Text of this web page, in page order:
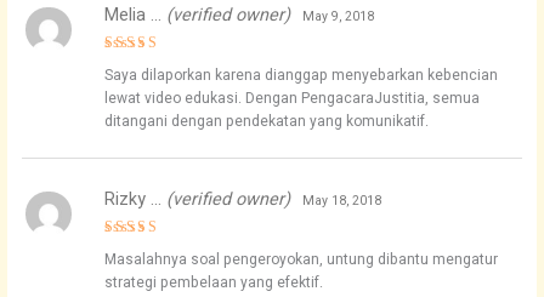
out of 5
Melia … (verified owner) May 9, 2018
Saya dilaporkan karena dianggap menyebarkan kebencian
lewat video edukasi. Dengan PengacaraJustitia, semua
ditangani dengan pendekatan yang komunikatif.
Rated4
out of 5
Rizky … (verified owner) May 18, 2018
Masalahnya soal pengeroyokan, untung dibantu mengatur
strategi pembelaan yang efektif.